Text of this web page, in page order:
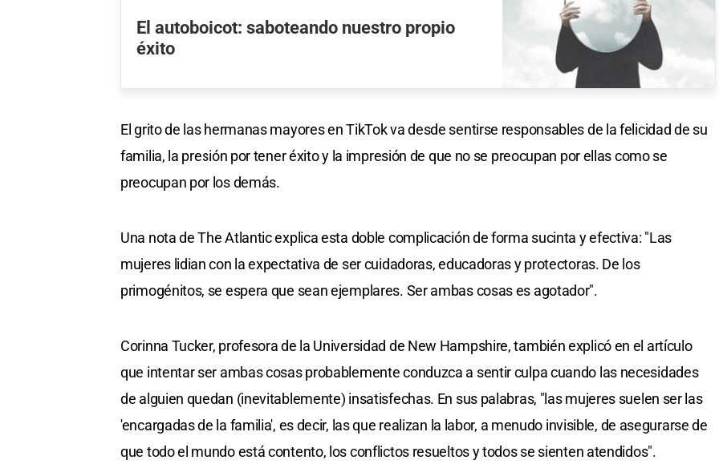
El autoboicot: saboteando nuestro propio
éxito
El grito de las hermanas mayores en TikTok va desde sentirse responsables de la felicidad de su
familia, la presión por tener éxito y la impresión de que no se preocupan por ellas como se
preocupan por los demás.
Una nota de The Atlantic explica esta doble complicación de forma sucinta y efectiva: "Las
mujeres lidian con la expectativa de ser cuidadoras, educadoras y protectoras. De los
primogénitos, se espera que sean ejemplares. Ser ambas cosas es agotador".
Corinna Tucker, profesora de la Universidad de New Hampshire, también explicó en el artículo
que intentar ser ambas cosas probablemente conduzca a sentir culpa cuando las necesidades
de alguien quedan (inevitablemente) insatisfechas. En sus palabras, "las mujeres suelen ser las
'encargadas de la familia', es decir, las que realizan la labor, a menudo invisible, de asegurarse de
que todo el mundo está contento, los conflictos resueltos y todos se sienten atendidos".